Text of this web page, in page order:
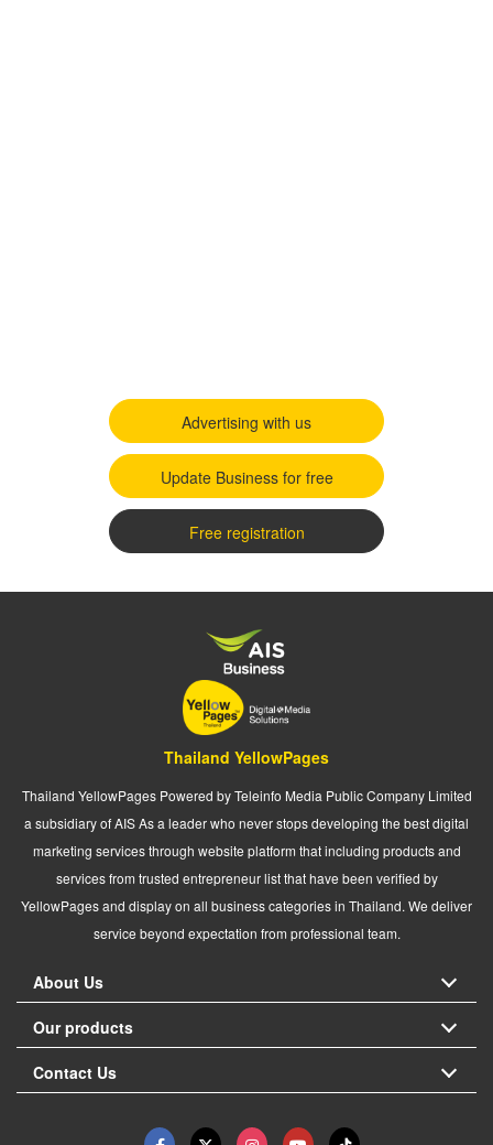
Advertising with us
Update Business for free
Free registration
Thailand YellowPages
Thailand YellowPages Powered by Teleinfo Media Public Company Limited
a subsidiary of AIS As a leader who never stops developing the best digital
marketing services through website platform that including products and
services from trusted entrepreneur list that have been verified by
YellowPages and display on all business categories in Thailand. We deliver
service beyond expectation from professional team.
About Us
Our products
Contact Us